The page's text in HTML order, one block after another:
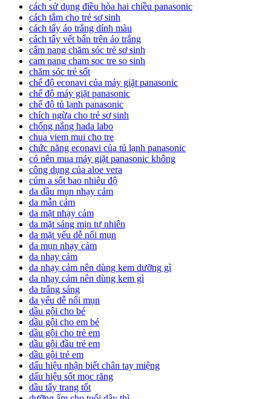
cách sử dụng điều hòa hai chiều panasonic
cách tắm cho trẻ sơ sinh
cách tẩy áo trắng dính màu
cách tẩy vết bẩn trên áo trắng
cẩm nang chăm sóc trẻ sơ sinh
cam nang cham soc tre so sinh
chăm sóc trẻ sốt
chế độ econavi của máy giặt panasonic
chế độ máy giặt panasonic
chế độ tủ lạnh panasonic
chích ngừa cho trẻ sơ sinh
chống nắng hada labo
chua viem mui cho tre
chức năng econavi của tủ lạnh panasonic
có nên mua máy giặt panasonic không
công dụng của aloe vera
cúm a sốt bao nhiêu độ
da dầu mụn nhạy cảm
da mẫn cảm
da mặt nhạy cảm
da mặt sáng mịn tự nhiên
da mặt yếu dễ nổi mụn
da mụn nhạy cảm
da nhạy cảm
da nhạy cảm nên dùng kem dưỡng gì
da nhạy cảm nên dùng kem gì
da trắng sáng
da yếu dễ nổi mụn
dầu gội cho bé
dầu gội cho em bé
dầu gội cho trẻ em
dầu gội đầu trẻ em
dầu gội trẻ em
dấu hiệu nhận biết chân tay miệng
dấu hiệu sốt mọc răng
dầu tẩy trang tốt